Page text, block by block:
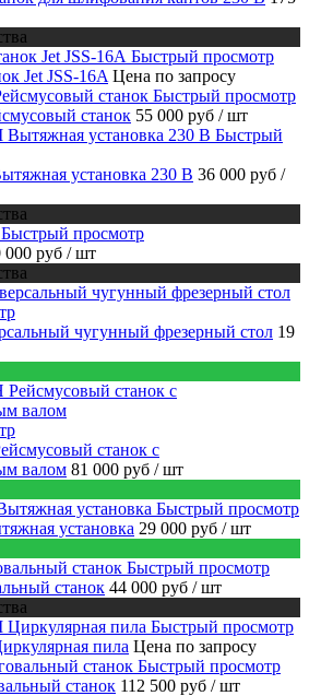
Быстрый просмотр
Jet JSS-16A Цена по запросу
Быстрый просмотр
станок 55 000 руб / шт
Быстрый
установка 230 В 36 000 руб /
Быстрый просмотр
000 руб / шт
чугунный фрезерный стол 19
станок с
валом 81 000 руб / шт
Быстрый просмотр
установка 29 000 руб / шт
Быстрый просмотр
станок 44 000 руб / шт
Быстрый просмотр
пила Цена по запросу
Быстрый просмотр
станок 112 500 руб / шт